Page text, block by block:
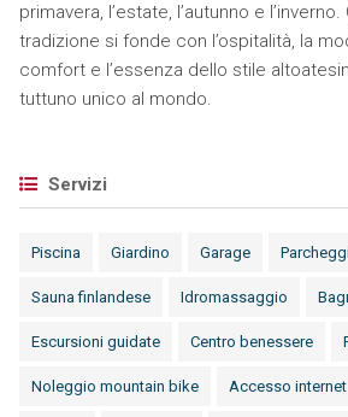
primavera, l’estate, l’autunno e l’inverno.
tradizione si fonde con l’ospitalità, la
comfort e l’essenza dello stile
tuttuno unico al mondo.
Servizi
Piscina Giardino Garage
Sauna finlandese Idromassaggio
Escursioni guidate Centro benessere
Noleggio mountain bike Accesso internet